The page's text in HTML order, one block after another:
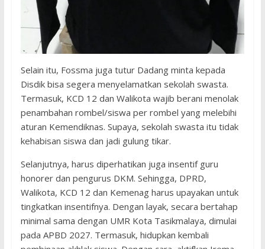
Selain itu, Fossma juga tutur Dadang minta kepada
Disdik bisa segera menyelamatkan sekolah swasta.
Termasuk, KCD 12 dan Walikota wajib berani menolak
penambahan rombel/siswa per rombel yang melebihi
aturan Kemendiknas. Supaya, sekolah swasta itu tidak
kehabisan siswa dan jadi gulung tikar.
Selanjutnya, harus diperhatikan juga insentif guru
honorer dan pengurus DKM. Sehingga, DPRD,
Walikota, KCD 12 dan Kemenag harus upayakan untuk
tingkatkan insentifnya. Dengan layak, secara bertahap
minimal sama dengan UMR Kota Tasikmalaya, dimulai
pada APBD 2027. Termasuk, hidupkan kembali